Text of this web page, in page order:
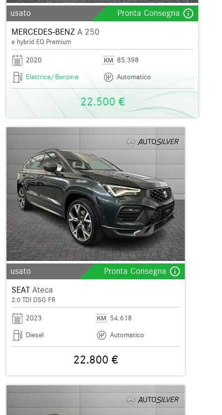
usato Pronta Consegna info_outline
MERCEDES-BENZ A 250
e hybrid EQ Premium
2020
85.398
Elettrica/Benzina
Automatico
22.500 €
usato Pronta Consegna info_outline
SEAT Ateca
2.0 TDI DSG FR
2023
54.618
Diesel
Automatico
22.800 €